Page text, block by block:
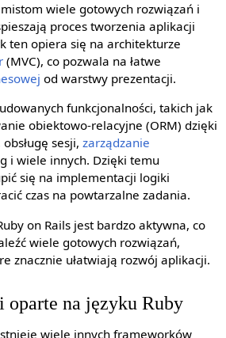
wiele gotowych rozwiązań i
proces tworzenia aplikacji
ten opiera się na architekturze
(MVC), co pozwala na łatwe
od warstwy prezentacji.
funkcjonalności, takich jak
obiektowo-relacyjne (ORM) dzięki
sesji, zarządzanie
i wiele innych. Dzięki temu
się na implementacji logiki
czas na powtarzalne zadania.
on Rails jest bardzo aktywna, co
wiele gotowych rozwiązań,
znacznie ułatwiają rozwój aplikacji.
oparte na języku Ruby
wiele innych frameworków